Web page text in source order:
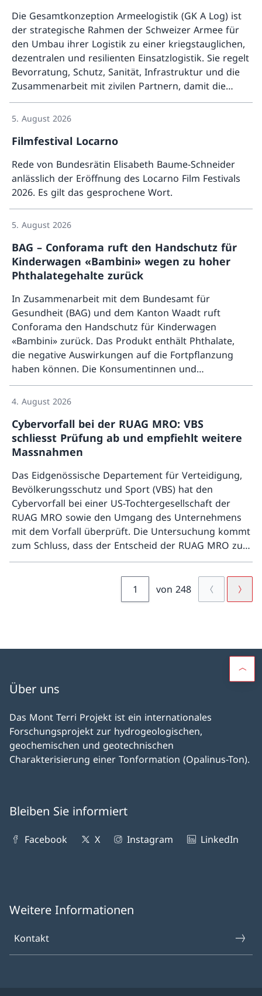
Die Gesamtkonzeption Armeelogistik (GK A Log) ist
der strategische Rahmen der Schweizer Armee für
den Umbau ihrer Logistik zu einer kriegstauglichen,
dezentralen und resilienten Einsatzlogistik. Sie regelt
Bevorratung, Schutz, Sanität, Infrastruktur und die
Zusammenarbeit mit zivilen Partnern, damit die
Armee im Ernstfall länger durchhaltefähig bleibt. Die
EFK hat insbesondere geprüft, ob das
Gesamtkonzept ausreichend ausgereift ist, um
konkrete Massnahmen über alle Logistikebenen
auszulösen. Sie erachtet die erarbeitete Konzeption
grundsätzlich als ausreichend reif, um die daraus
abgeleiteten Massnahmen in den ordentlichen
Prozess der Gruppe Verteidigung zu überführen
und dort weiterzuentwickeln. Zentrale Fragen sind
aber noch offen.
Mehr
5. August 2026
Filmfestival Locarno
Rede von Bundesrätin Elisabeth Baume-Schneider
anlässlich der Eröffnung des Locarno Film Festivals
2026. Es gilt das gesprochene Wort.
5. August 2026
BAG – Conforama ruft den Handschutz für
Kinderwagen «Bambini» wegen zu hoher
Phthalategehalte zurück
In Zusammenarbeit mit dem Bundesamt für
Gesundheit (BAG) und dem Kanton Waadt ruft
Conforama den Handschutz für Kinderwagen
«Bambini» zurück. Das Produkt enthält Phthalate,
die negative Auswirkungen auf die Fortpflanzung
haben können. Die Konsumentinnen und
Konsumenten sollen das Produkt nicht mehr
verwenden und erhalten den Kaufpreis
zurückerstattet.
4. August 2026
Cybervorfall bei der RUAG MRO: VBS
schliesst Prüfung ab und empfiehlt weitere
Massnahmen
Das Eidgenössische Departement für Verteidigung,
Bevölkerungsschutz und Sport (VBS) hat den
Cybervorfall bei einer US-Tochtergesellschaft der
RUAG MRO sowie den Umgang des Unternehmens
mit dem Vorfall überprüft. Die Untersuchung kommt
zum Schluss, dass der Entscheid der RUAG MRO zur
Zahlung eines Lösegelds im Rahmen ihrer
unternehmerischen Verantwortung getroffen wurde
und keine Anhaltspunkte für eine Rechtsverletzung
bestehen. Gleichzeitig zeigt die Prüfung
entsprechende Empfehlungen ausgesprochen und
umgesetzt werden.
Mehr
von 248
Über uns
Das Mont Terri Projekt ist ein internationales
Forschungsprojekt zur hydrogeologischen,
geochemischen und geotechnischen
Charakterisierung einer Tonformation (Opalinus-Ton).
Bleiben Sie informiert
Facebook X Instagram LinkedIn
Weitere Informationen
Kontakt